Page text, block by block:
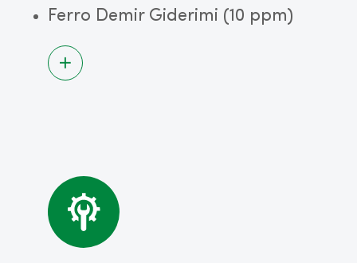
Ferro Demir Giderimi (10 ppm)